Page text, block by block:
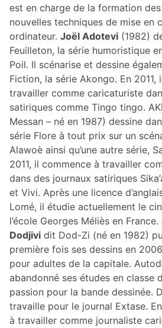
est en charge de la formation
nouvelles techniques de mise en
ordinateur. Joël Adotevi (1982)
Feuilleton, la série humoristique
Poil. Il scénarise et dessine
Fiction, la série Akongo. En 2011,
travailler comme caricaturiste
satiriques comme Tingo tingo.
Messan – né en 1987) dessine
série Flore à tout prix sur un
Alawoè ainsi qu’une autre série,
2011, il commence à travailler
dans des journaux satiriques
et Vivi. Après une licence
Lomé, il étudie actuellement le
l’école Georges Méliès en France.
Dodjivi dit Dod-Zi (né en 1982)
première fois ses dessins en
pour adultes de la capitale.
abandonné ses études en classe
passion pour la bande dessinée.
travaille pour le journal Extase.
à travailler comme journaliste